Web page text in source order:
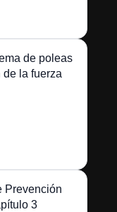
de poleas
la fuerza
Prevención
3